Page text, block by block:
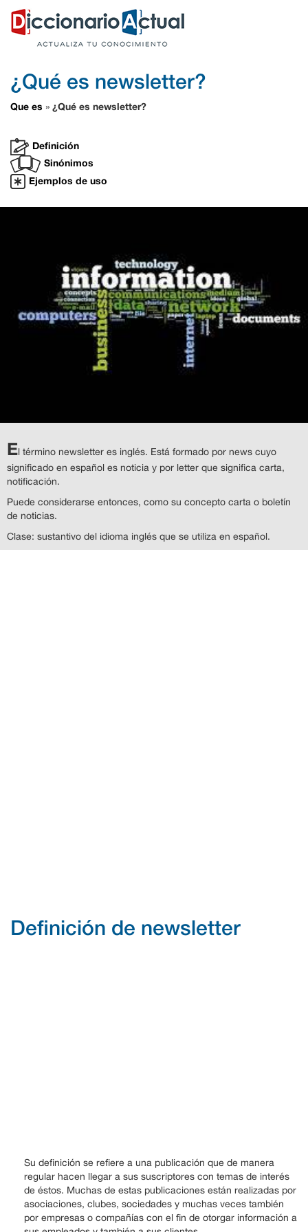
¿Qué es newsletter?
Que es » ¿Qué es newsletter?
Definición
Sinónimos
Ejemplos de uso
El término newsletter es inglés. Está formado por news cuyo
significado en español es noticia y por letter que significa carta,
notificación.
Puede considerarse entonces, como su concepto carta o boletín
de noticias.
Clase: sustantivo del idioma inglés que se utiliza en español.
Definición de newsletter
Su definición se refiere a una publicación que de manera
regular hacen llegar a sus suscriptores con temas de interés
de éstos. Muchas de estas publicaciones están realizadas por
asociaciones, clubes, sociedades y muchas veces también
por empresas o compañías con el fin de otorgar información a